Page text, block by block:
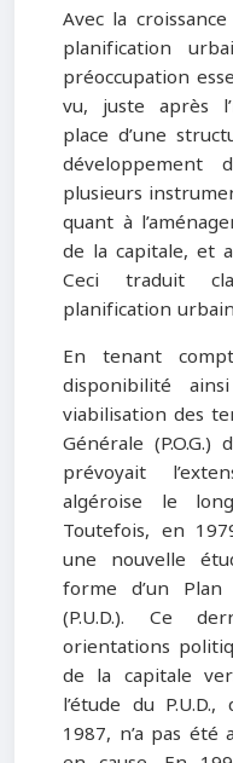
Avec la
planification
préoccupation
vu, juste après
place d’une
plusieurs
quant à
de la capitale, et
Ceci traduit
planification
En tenant
disponibilité
viabilisation des
Générale
prévoyait
algéroise le
Toutefois, en
une nouvelle
forme d’un Plan
(P.U.D.). Ce
orientations
de la capitale
l’étude du
1987, n’a pas